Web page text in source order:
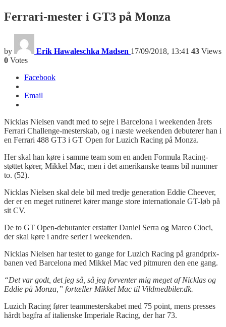
Ferrari-mester i GT3 på Monza
by Erik Hawaleschka Madsen 17/09/2018, 13:41 43 Views
0 Votes
Facebook
Email
Nicklas Nielsen vandt med to sejre i Barcelona i weekenden årets
Ferrari Challenge-mesterskab, og i næste weekenden debuterer han i
en Ferrari 488 GT3 i GT Open for Luzich Racing på Monza.
Her skal han køre i samme team som en anden Formula Racing-
støttet kører, Mikkel Mac, men i det amerikanske teams bil nummer
to. (52).
Nicklas Nielsen skal dele bil med tredje generation Eddie Cheever,
der er en meget rutineret kører mange store internationale GT-løb på
sit CV.
De to GT Open-debutanter erstatter Daniel Serra og Marco Cioci,
der skal køre i andre serier i weekenden.
Nicklas Nielsen har testet to gange for Luzich Racing på grandprix-
banen ved Barcelona med Mikkel Mac ved pitmuren den ene gang.
“Det var godt, det jeg så, så jeg forventer mig meget af Nicklas og
Eddie på Monza,” fortæller Mikkel Mac til Vildmedbiler.dk.
Luzich Racing fører teammesterskabet med 75 point, mens presses
hårdt bagfra af italienske Imperiale Racing, der har 73.